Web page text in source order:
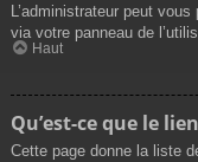
L’administrateur peut
via votre panneau de
Haut
Qu’est-ce que le
Cette page donne la liste